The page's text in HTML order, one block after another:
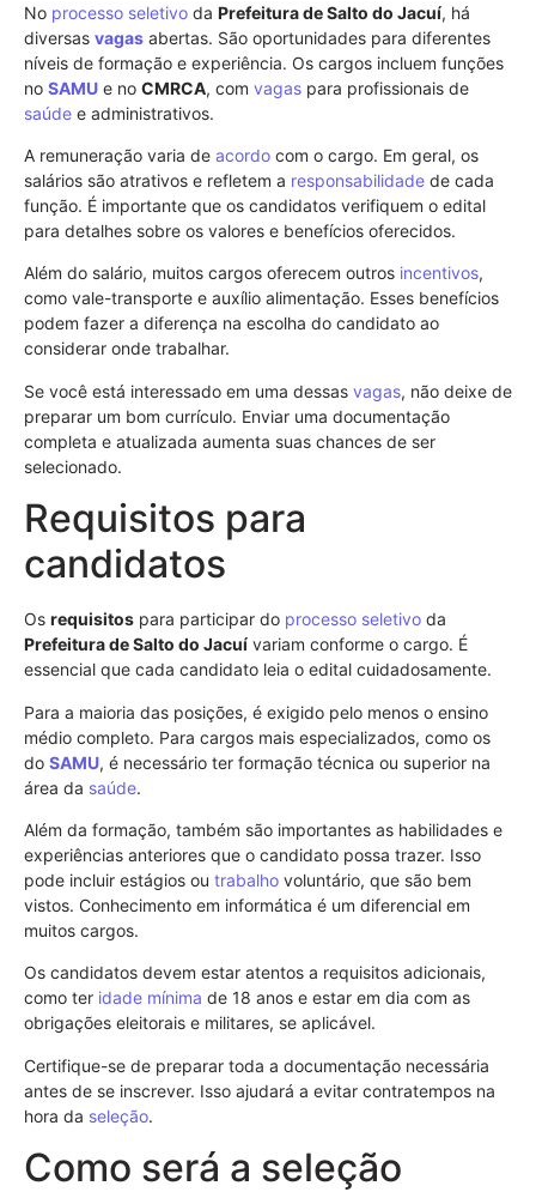
No processo seletivo da Prefeitura de Salto do Jacuí, há
diversas vagas abertas. São oportunidades para diferentes
níveis de formação e experiência. Os cargos incluem funções
no SAMU e no CMRCA, com vagas para profissionais de
saúde e administrativos.
A remuneração varia de acordo com o cargo. Em geral, os
salários são atrativos e refletem a responsabilidade de cada
função. É importante que os candidatos verifiquem o edital
para detalhes sobre os valores e benefícios oferecidos.
Além do salário, muitos cargos oferecem outros incentivos,
como vale-transporte e auxílio alimentação. Esses benefícios
podem fazer a diferença na escolha do candidato ao
considerar onde trabalhar.
Se você está interessado em uma dessas vagas, não deixe de
preparar um bom currículo. Enviar uma documentação
completa e atualizada aumenta suas chances de ser
selecionado.
Requisitos para
candidatos
Os requisitos para participar do processo seletivo da
Prefeitura de Salto do Jacuí variam conforme o cargo. É
essencial que cada candidato leia o edital cuidadosamente.
Para a maioria das posições, é exigido pelo menos o ensino
médio completo. Para cargos mais especializados, como os
do SAMU, é necessário ter formação técnica ou superior na
área da saúde.
Além da formação, também são importantes as habilidades e
experiências anteriores que o candidato possa trazer. Isso
pode incluir estágios ou trabalho voluntário, que são bem
vistos. Conhecimento em informática é um diferencial em
muitos cargos.
Os candidatos devem estar atentos a requisitos adicionais,
como ter idade mínima de 18 anos e estar em dia com as
obrigações eleitorais e militares, se aplicável.
Certifique-se de preparar toda a documentação necessária
antes de se inscrever. Isso ajudará a evitar contratempos na
hora da seleção.
Como será a seleção